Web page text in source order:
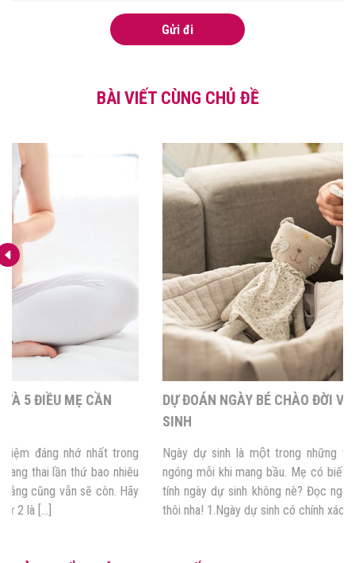
Gửi đi
BÀI VIẾT CÙNG CHỦ ĐỀ
DỰ ĐOÁN NGÀY BÉ CHÀO ĐỜI VỚI 5 CÁCH TÍNH NGÀY DỰ
Ngày dự sinh là một trong những thông tin mẹ nào cũng mong
ngóng mỗi khi mang bầu. Mẹ có biết, ngoài siêu âm, có tới 5 cách
tính ngày dự sinh không nè? Đọc ngay bài viết dưới đây, mẹ sẽ rõ
thôi nha! 1.Ngày dự sinh có chính xác không? Biết được chính […]